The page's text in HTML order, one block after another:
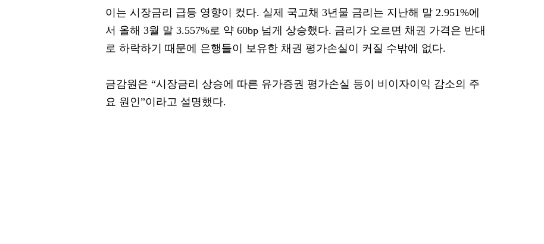
이는 시장금리 급등 영향이 컸다. 실제 국고채 3년물 금리는 지난해 말 2.951%에
서 올해 3월 말 3.557%로 약 60bp 넘게 상승했다. 금리가 오르면 채권 가격은 반대
로 하락하기 때문에 은행들이 보유한 채권 평가손실이 커질 수밖에 없다.
금감원은 “시장금리 상승에 따른 유가증권 평가손실 등이 비이자이익 감소의 주
요 원인”이라고 설명했다.